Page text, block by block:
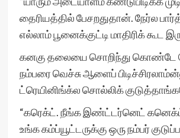
தைரியத்தில் பேசறதுதான். நேர்ல
எல்லாம் பூனைக்குட்டி மாதிரிக் கூட
கனகு தலையை சொறிந்து கொண்டே
நம்பரை வெச்சு ஆளைப்
ட்ரெயினிங்க்ல சொல்லிக்
“கரெக்ட். நீங்க இண்ட்டர்னெட்
உங்க கம்ப்யூட்டருக்கு ஒரு நம்பர்